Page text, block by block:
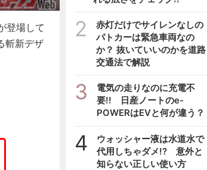
登場して
斬新デザ
2
赤灯だけでサイレンなしの
パトカーは緊急車両なの
か？ 抜いていいのかを道路
交通法で解説
3
電気の走りなのに充電不
要!! 日産ノートのe-
POWERはEVと何が違う？
4
ウォッシャー液は水道水で
代用しちゃダメ!? 意外と
知らない正しい使い方